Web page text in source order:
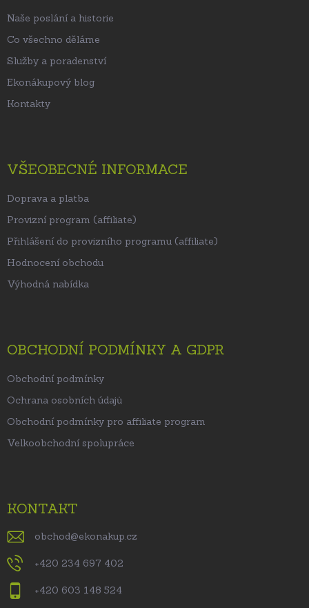
Naše poslání a historie
Co všechno děláme
Služby a poradenství
Ekonákupový blog
Kontakty
VŠEOBECNÉ INFORMACE
Doprava a platba
Provizní program (affiliate)
Přihlášení do provizního programu (affiliate)
Hodnocení obchodu
Výhodná nabídka
OBCHODNÍ PODMÍNKY A GDPR
Obchodní podmínky
Ochrana osobních údajů
Obchodní podmínky pro affiliate program
Velkoobchodní spolupráce
KONTAKT
obchod@ekonakup.cz
+420 234 697 402
+420 603 148 524